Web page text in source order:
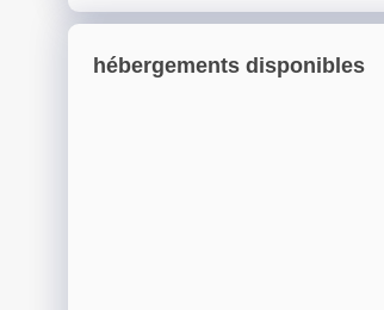
hébergements disponibles